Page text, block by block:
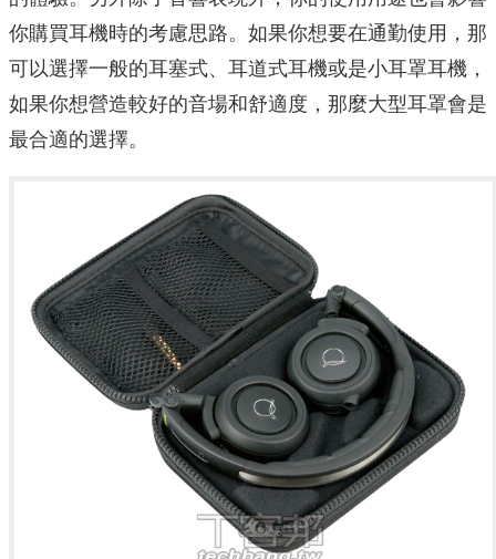
你購買耳機時的考慮思路。如果你想要在通勤使用，那
可以選擇一般的耳塞式、耳道式耳機或是小耳罩耳機，
如果你想營造較好的音場和舒適度，那麼大型耳罩會是
最合適的選擇。